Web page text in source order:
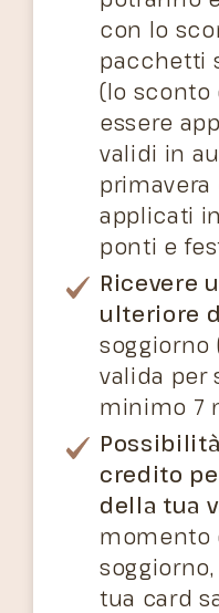
con lo
pacchetti
(lo sconto
essere
validi in
primavera
applicati
ponti e
Ricevere
ulteriore
soggiorno
valida per
minimo 7
credito
della tua
momento
tua card